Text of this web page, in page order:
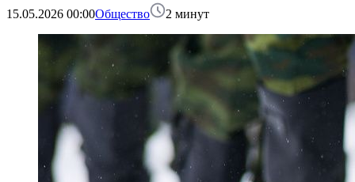
15.05.2026 00:00Общество 2 минут